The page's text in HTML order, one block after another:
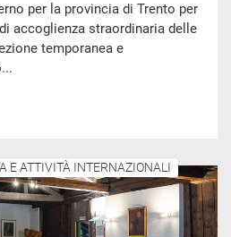
per la provincia di Trento per
accoglienza straordinaria delle
temporanea e
E ATTIVITÀ INTERNAZIONALI